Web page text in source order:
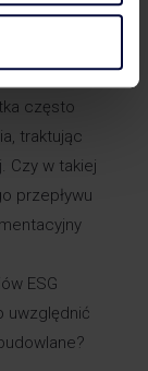
obowiązki
zasada
często
traktując
Czy w takiej
przepływu
ESG
uwzględnić